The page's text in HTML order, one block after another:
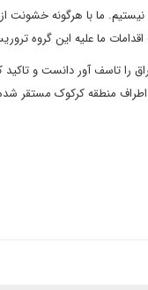
ما با هرگونه خشونت
ما علیه این گروه
را تاسف آور دانست و
منطقه کرکوک مستقر